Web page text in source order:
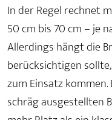
In der Regel rechnet
50 cm bis 70 cm – je
Allerdings hängt die
berücksichtigen
zum Einsatz
schräg ausgestellten